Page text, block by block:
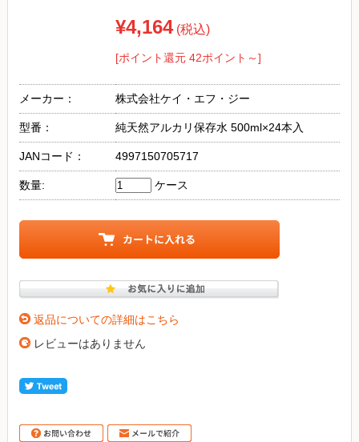
¥4,164 (税込)
[ポイント還元 42ポイント～]
メーカー： 株式会社ケイ・エフ・ジー
型番： 純天然アルカリ保存水 500ml×24本入
JANコード： 4997150705717
数量: ケース
返品についての詳細はこちら
レビューはありません